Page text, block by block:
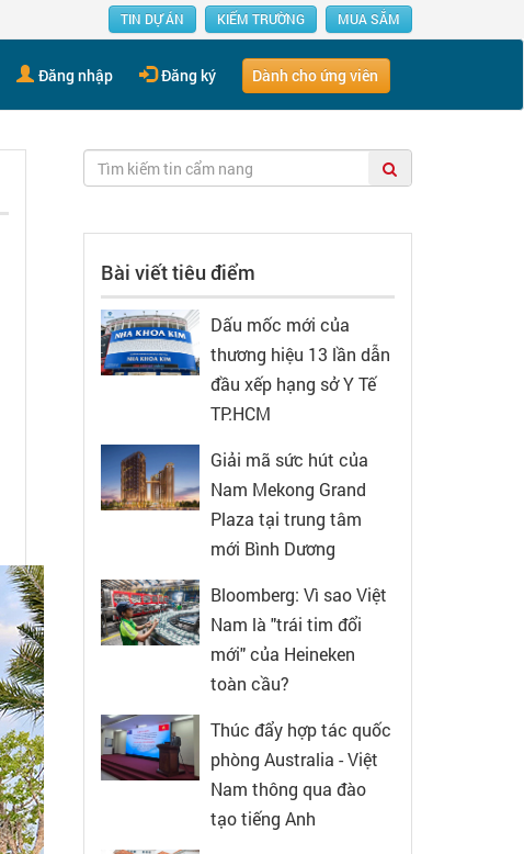
TIN DỰ ÁN KIẾM TRƯỜNG MUA SẮM
Đăng nhập Đăng ký Dành cho ứng viên
Bài viết tiêu điểm
Dấu mốc mới của
thương hiệu 13 lần dẫn
đầu xếp hạng sở Y Tế
TP.HCM
Giải mã sức hút của
Nam Mekong Grand
Plaza tại trung tâm
mới Bình Dương
Bloomberg: Vì sao Việt
Nam là "trái tim đổi
mới" của Heineken
toàn cầu?
Thúc đẩy hợp tác quốc
phòng Australia - Việt
Nam thông qua đào
tạo tiếng Anh